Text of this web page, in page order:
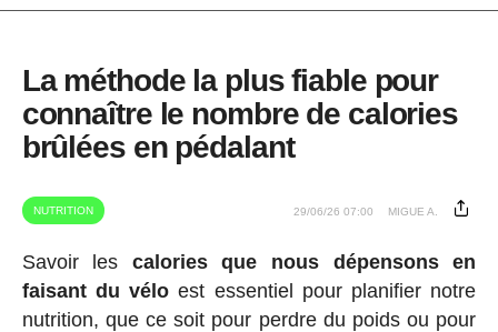
La méthode la plus fiable pour
connaître le nombre de calories
brûlées en pédalant
NUTRITION 29/06/26 07:00 MIGUE A.
Savoir les calories que nous dépensons en
faisant du vélo est essentiel pour planifier notre
nutrition, que ce soit pour perdre du poids ou pour